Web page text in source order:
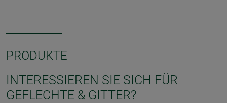
PRODUKTE
INTERESSIEREN SIE SICH FÜR
GEFLECHTE & GITTER?